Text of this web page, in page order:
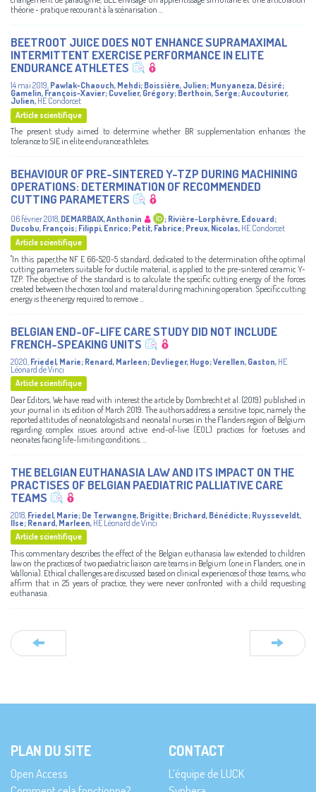
théorie - pratique recourant à la scénarisation ...
BEETROOT JUICE DOES NOT ENHANCE SUPRAMAXIMAL
INTERMITTENT EXERCISE PERFORMANCE IN ELITE
ENDURANCE ATHLETES
14 mai 2019, Pawlak-Chaouch, Mehdi; Boissière, Julien; Munyaneza, Désiré;
Gamelin, François-Xavier; Cuvelier, Grégory; Berthoin, Serge;Aucouturier,
Julien, HE Condorcet
Article scientifique
The present study aimed to determine whether BR supplementation enhances the
tolerance to SIE in elite endurance athletes.
BEHAVIOUR OF PRE-SINTERED Y-TZP DURING MACHINING
OPERATIONS: DETERMINATION OF RECOMMENDED
CUTTING PARAMETERS
06 février 2018, DEMARBAIX, Anthonin ; Rivière-Lorphèvre, Edouard;
Ducobu, François; Filippi, Enrico; Petit, Fabrice; Preux, Nicolas, HE Condorcet
Article scientifique
"In this paper,the NF E 66-520-5 standard, dedicated to the determination ofthe optimal
cutting parameters suitable for ductile material, is applied to the pre-sintered ceramic Y-
TZP. The objective of the standard is to calculate the specific cutting energy of the forces
created between the chosen tool and material during machining operation. Specific cutting
energy is the energy required to remove ...
BELGIAN END-OF-LIFE CARE STUDY DID NOT INCLUDE
FRENCH-SPEAKING UNITS
2020 Friedel, Marie; Renard, Marleen; Devlieger, Hugo;Verellen, Gaston, HE
Léonard de Vinci
Article scientifique
Dear Editors, We have read with interest the article by Dombrecht et al. (2019) published in
your journal in its edition of March 2019. The authors address a sensitive topic, namely the
reported attitudes of neonatologists and neonatal nurses in the Flanders region of Belgium
regarding complex issues around active end-of-live (EOL) practices for foetuses and
neonates facing life-limiting conditions. ...
THE BELGIAN EUTHANASIA LAW AND ITS IMPACT ON THE
PRACTISES OF BELGIAN PAEDIATRIC PALLIATIVE CARE
TEAMS
2018 Friedel, Marie; De Terwangne, Brigitte; Brichard, Bénédicte; Ruysseveldt,
Ilse; Renard, Marleen, HE Léonard de Vinci
Article scientifique
This commentary describes the effect of the Belgian euthanasia law extended to children
law on the practices of two paediatric liaison care teams in Belgium (one in Flanders, one in
Wallonia). Ethical challenges are discussed based on clinical experiences of those teams, who
affirm that in 25 years of practice, they were never confronted with a child requesting
euthanasia.
PLAN DU SITE
Open Access
CONTACT
L’équipe de LUCK